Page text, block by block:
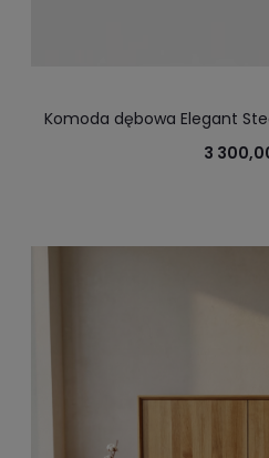
Komoda dębowa Elegant
szafka do każdego
3